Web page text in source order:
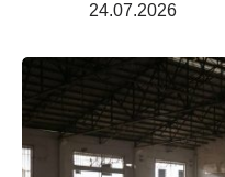
24.07.2026